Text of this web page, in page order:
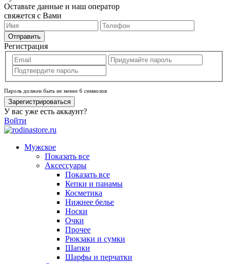
Оставьте данные и наш оператор
свяжется с Вами
Отправить
Регистрация
Пароль должен быть не менее 6 символов
Зарегистрироваться
У вас уже есть аккаунт?
Войти
Мужское
Показать все
Аксессуары
Показать все
Кепки и панамы
Косметика
Нижнее белье
Носки
Очки
Прочее
Рюкзаки и сумки
Шапки
Шарфы и перчатки